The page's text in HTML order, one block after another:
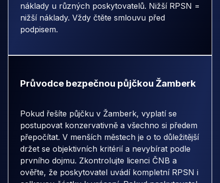
náklady u různých poskytovatelů. Nižší RPSN =
nižší náklady. Vždy čtěte smlouvu před
podpisem.
Průvodce bezpečnou půjčkou Žamberk
Pokud řešíte půjčku v Žamberk, vyplatí se
postupovat konzervativně a všechno si předem
přepočítat. V menších městech je o to důležitější
držet se objektivních kritérií a nevybírat podle
prvního dojmu. Zkontrolujte licenci ČNB a
ověřte, že poskytovatel uvádí kompletní RPSN i